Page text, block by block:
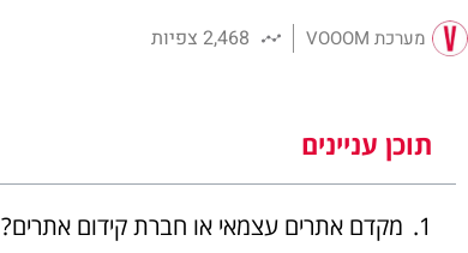
מערכת VOOOM 2,468 צפיות
תוכן עניינים
מקדם אתרים עצמאי או חברת קידום אתרים?